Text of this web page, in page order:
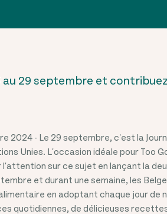
au 29 septembre et
2024 - Le 29 septembre, c'est la
Unies. L'occasion idéale pour Too
sur ce sujet en lançant la
et durant une semaine, les
en adoptant chaque jour de
quotidiennes, de délicieuses